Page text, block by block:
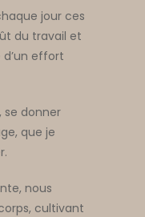
jour ces
du travail et
effort
se donner
que je
nous
cultivant